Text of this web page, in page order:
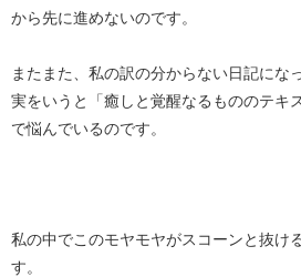
から先に進めないのです。
またまた、私の訳の分からない日記にな
実をいうと「癒しと覚醒なるもののテキ
で悩んでいるのです。
私の中でこのモヤモヤがスコーンと抜け
す。